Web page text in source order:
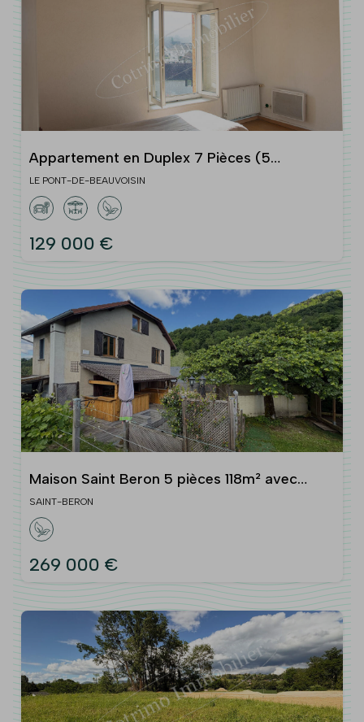
Appartement en Duplex 7 Pièces (5
Chambres) environ 129m² avec Jardin à Le
Pont-de-Beauvoisin 38480
LE PONT-DE-BEAUVOISIN
129 000 €
Maison Saint Beron 5 pièces 118m² avec
terrain garage et dépendances
SAINT-BERON
269 000 €